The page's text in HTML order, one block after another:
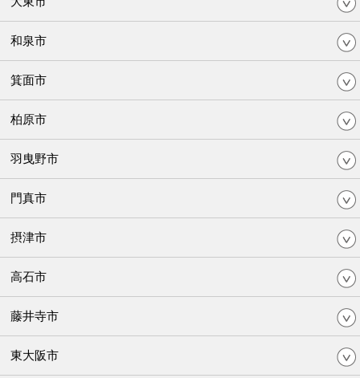
和泉市
箕面市
柏原市
羽曳野市
門真市
摂津市
高石市
藤井寺市
東大阪市